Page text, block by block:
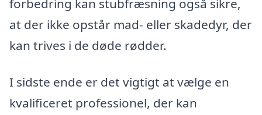
forbedring kan stubfræsning også sikre,
at der ikke opstår mad- eller skadedyr, der
kan trives i de døde rødder.
I sidste ende er det vigtigt at vælge en
kvalificeret professionel, der kan